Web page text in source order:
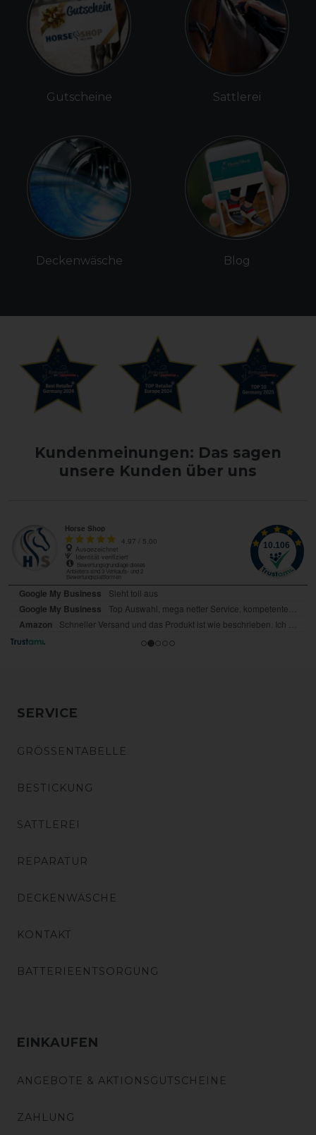
Gutscheine
Deckenwäsche
Sattlerei
Blog
Kundenmeinungen: Das sagen
unsere Kunden über uns
SERVICE
GRÖSSENTABELLE
BESTICKUNG
SATTLEREI
REPARATUR
DECKENWÄSCHE
KONTAKT
BATTERIEENTSORGUNG
EINKAUFEN
ANGEBOTE & AKTIONSGUTSCHEINE
ZAHLUNG